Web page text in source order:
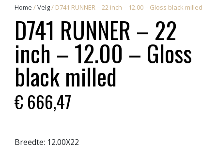
Home /Velg/ D741 RUNNER – 22 inch – 12.00 – Gloss black milled
D741 RUNNER – 22
inch – 12.00 – Gloss
black milled
€ 666,47
Breedte: 12.00X22